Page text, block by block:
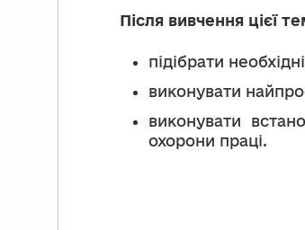
Після вивчення цієї
підібрати
виконувати
виконувати
охорони праці.